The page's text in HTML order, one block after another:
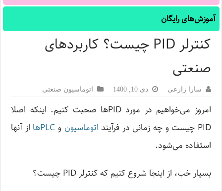
آموزش‌های رایگان
کنترلر PID چیست؟ کاربردهای
صنعتی
سارا زارعی دی 10, 1400 اتوماسیون صنعتی
امروز می‌خواهیم در مورد PIDها صحبت کنیم. اینکه اصلا
PID چیست و چه زمانی در فرآیند
اتوماسیون و PLCها
از آنها
استفاده می‌شود.
بسیار خب، از اینجا شروع کنیم که کنترلر PID چیست؟